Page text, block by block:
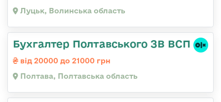
Луцьк, Волинська область
Бухгалтер Полтавського ЗВ ВСП
від 20000 до 21000 грн
Полтава, Полтавська область